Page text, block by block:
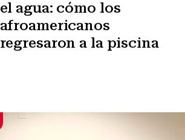
el agua: cómo los
afroamericanos
regresaron a la piscina